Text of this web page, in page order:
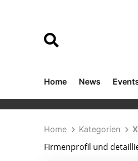
Home News
Home Kategorien
Firmenprofil und